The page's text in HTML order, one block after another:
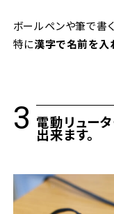
ボールペンや筆で書
特に漢字で名前を入
電動リュー
出来ます。